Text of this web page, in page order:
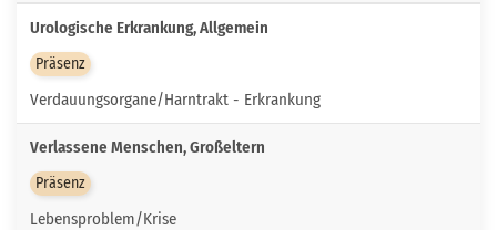
Urologische Erkrankung, Allgemein
Präsenz
Verdauungsorgane/Harntrakt - Erkrankung
Verlassene Menschen, Großeltern
Präsenz
Lebensproblem/Krise